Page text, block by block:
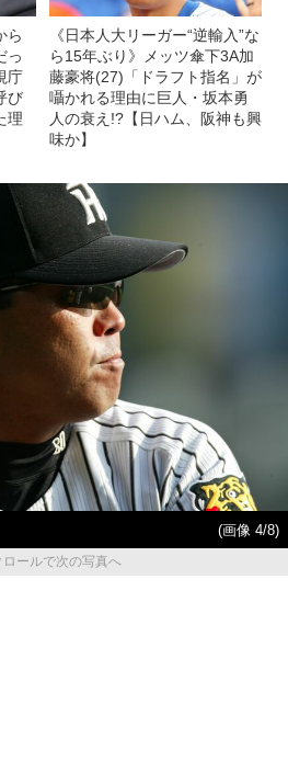
ら
っ
庁
び
理
《日本人大リーガー“逆輸入”な
ら15年ぶり》メッツ傘下3A加
藤豪将(27)「ドラフト指名」が
囁かれる理由に巨人・坂本勇
人の衰え!?【日ハム、阪神も興
味か】
(画像 4/8)
ロールで次の写真へ